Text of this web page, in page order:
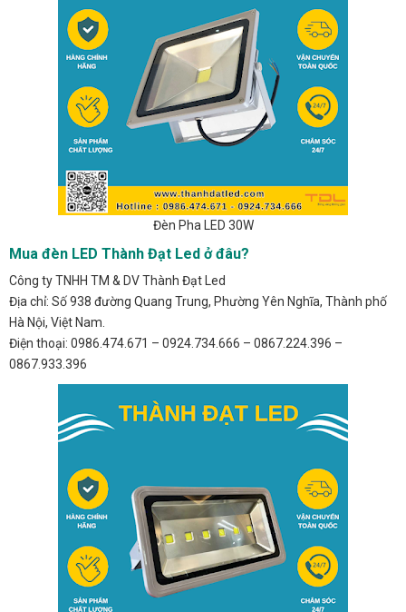
Đèn Pha LED 30W
Mua đèn LED Thành Đạt Led ở đâu?
Công ty TNHH TM & DV Thành Đạt Led
Địa chỉ: Số 938 đường Quang Trung, Phường Yên Nghĩa, Thành phố
Hà Nội, Việt Nam.
Điện thoại: 0986.474.671 – 0924.734.666 – 0867.224.396 –
0867.933.396